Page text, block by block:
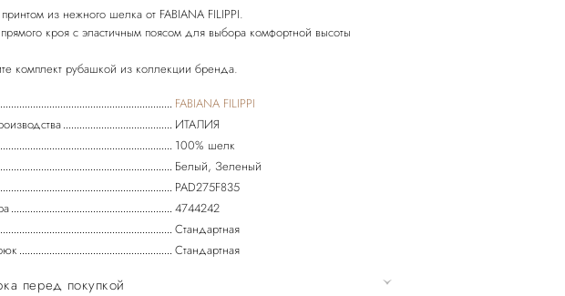
из нежного шелка от FABIANA FILIPPI.
кроя с эластичным поясом для выбора комфортной высоты
FABIANA FILIPPI
ИТАЛИЯ
100% шелк
Белый, Зеленый
PAD275F835
4744242
Стандартная
Стандартная
перед покупкой